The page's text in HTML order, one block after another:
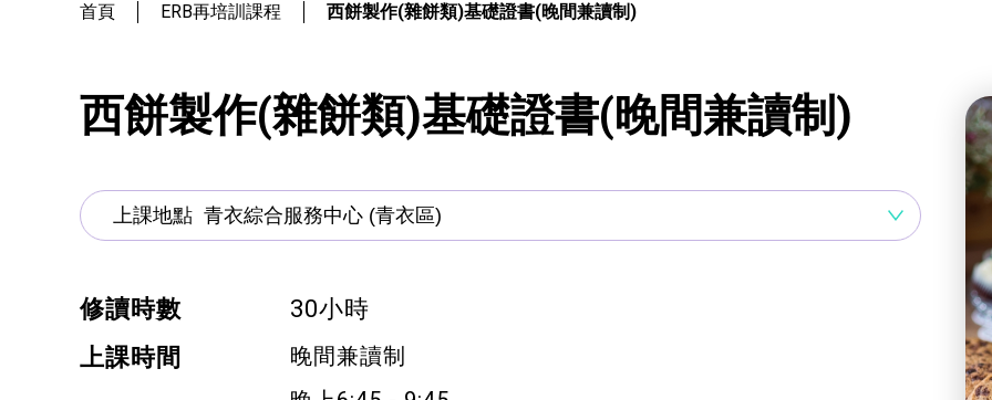
物業管理及保安
青年培育計劃
ERB資訊
保健按摩
花藝手工
寵物行為訓練
寵物急救
首頁 ERB再培訓課程 西餅製作(雜餅類)基礎證書(晚間兼讀制)
西餅製作(雜餅類)基礎證書(晚間兼讀制)
修讀時數
30小時
上課時間
晚間兼讀制